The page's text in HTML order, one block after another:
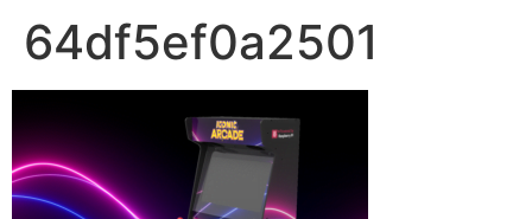
64df5ef0a2501